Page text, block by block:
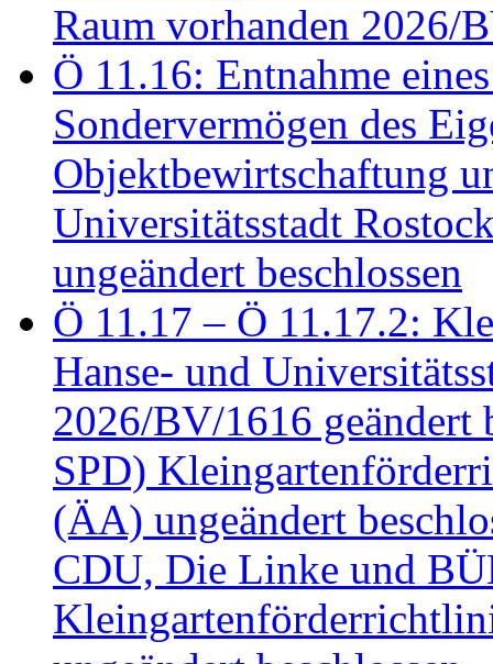
Raum vorhanden 2026/
Ö 11.16: Entnahme
Sondervermögen des
Objektbewirtschaftung
Universitätsstadt
ungeändert beschlossen
Ö 11.17 – Ö 11.17.2:
Hanse- und
2026/BV/1616 geändert
SPD)
(ÄA) ungeändert
CDU, Die Linke und